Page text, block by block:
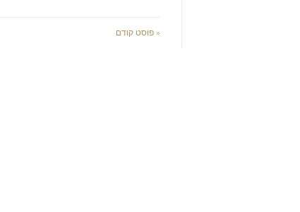
« פוסט קודם